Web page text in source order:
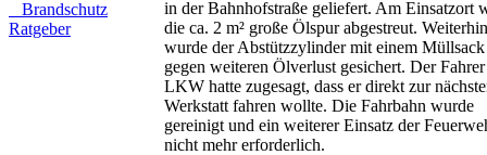
Brandschutz
Ratgeber
in der Bahnhofstraße geliefert. Am Einsatzort
die ca. 2 m² große Ölspur abgestreut. Weiterhin
wurde der Abstützzylinder mit einem Müllsack
gegen weiteren Ölverlust gesichert. Der Fahrer
LKW hatte zugesagt, dass er direkt zur
Werkstatt fahren wollte. Die Fahrbahn wurde
gereinigt und ein weiterer Einsatz der
nicht mehr erforderlich.